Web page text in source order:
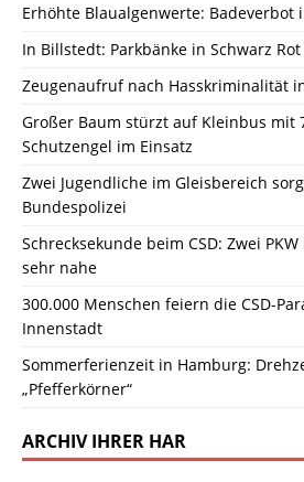
Erhöhte Blaualgenwerte: Badeverbot
In Billstedt: Parkbänke in Schwarz
Zeugenaufruf nach Hasskriminalität
Großer Baum stürzt auf Kleinbus mit
Schutzengel im Einsatz
Zwei Jugendliche im Gleisbereich
Bundespolizei
Schrecksekunde beim CSD: Zwei
sehr nahe
300.000 Menschen feiern die CSD-
Innenstadt
Sommerferienzeit in Hamburg:
„Pfefferkörner“
ARCHIV IHRER HAR